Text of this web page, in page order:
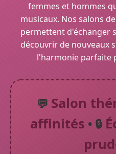
femmes et hommes
musicaux. Nos salons
permettent d'échanger
découvrir de nouveaux
l'harmonie parfaite
💬 Salon
affinités • 🔒